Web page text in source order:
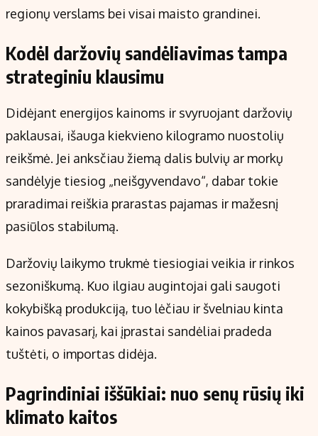
regionų verslams bei visai maisto grandinei.
Kodėl daržovių sandėliavimas tampa
strateginiu klausimu
Didėjant energijos kainoms ir svyruojant daržovių
paklausai, išauga kiekvieno kilogramo nuostolių
reikšmė. Jei anksčiau žiemą dalis bulvių ar morkų
sandėlyje tiesiog „neišgyvendavo“, dabar tokie
praradimai reiškia prarastas pajamas ir mažesnį
pasiūlos stabilumą.
Daržovių laikymo trukmė tiesiogiai veikia ir rinkos
sezoniškumą. Kuo ilgiau augintojai gali saugoti
kokybišką produkciją, tuo lėčiau ir švelniau kinta
kainos pavasarį, kai įprastai sandėliai pradeda
tuštėti, o importas didėja.
Pagrindiniai iššūkiai: nuo senų rūsių iki
klimato kaitos